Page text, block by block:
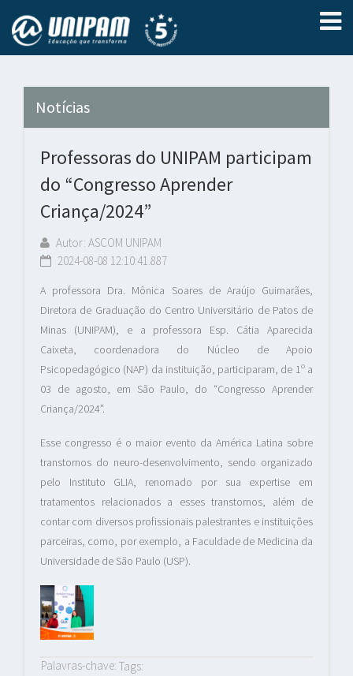
Notícias
Professoras do UNIPAM participam
do “Congresso Aprender
Criança/2024”
Autor: ASCOM UNIPAM
2024-08-08 12:10:41.887
A professora Dra. Mônica Soares de Araújo Guimarães,
Diretora de Graduação do Centro Universitário de Patos de
Minas (UNIPAM), e a professora Esp. Cátia Aparecida
Caixeta, coordenadora do Núcleo de Apoio
Psicopedagógico (NAP) da instituição, participaram, de 1º a
03 de agosto, em São Paulo, do “Congresso Aprender
Criança/2024”.
Esse congresso é o maior evento da América Latina sobre
transtornos do neuro-desenvolvimento, sendo organizado
pelo Instituto GLIA, renomado por sua expertise em
tratamentos relacionados a esses transtornos, além de
contar com diversos profissionais palestrantes e instituições
parceiras, como, por exemplo, a Faculdade de Medicina da
Universidade de São Paulo (USP).
Palavras-chave: Tags: